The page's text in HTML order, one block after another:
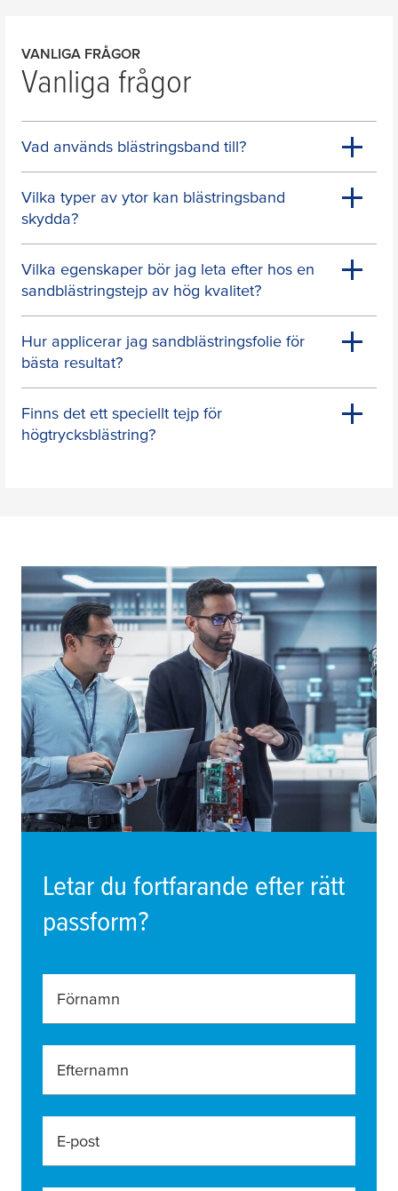
VANLIGA FRÅGOR
Vanliga frågor
Vad används blästringsband till?
Vilka typer av ytor kan blästringsband
skydda?
Vilka egenskaper bör jag leta efter hos en
sandblästringstejp av hög kvalitet?
Hur applicerar jag sandblästringsfolie för
bästa resultat?
Finns det ett speciellt tejp för
högtrycksblästring?
Letar du fortfarande efter rätt
passform?
Förnamn
Efternamn
E-post